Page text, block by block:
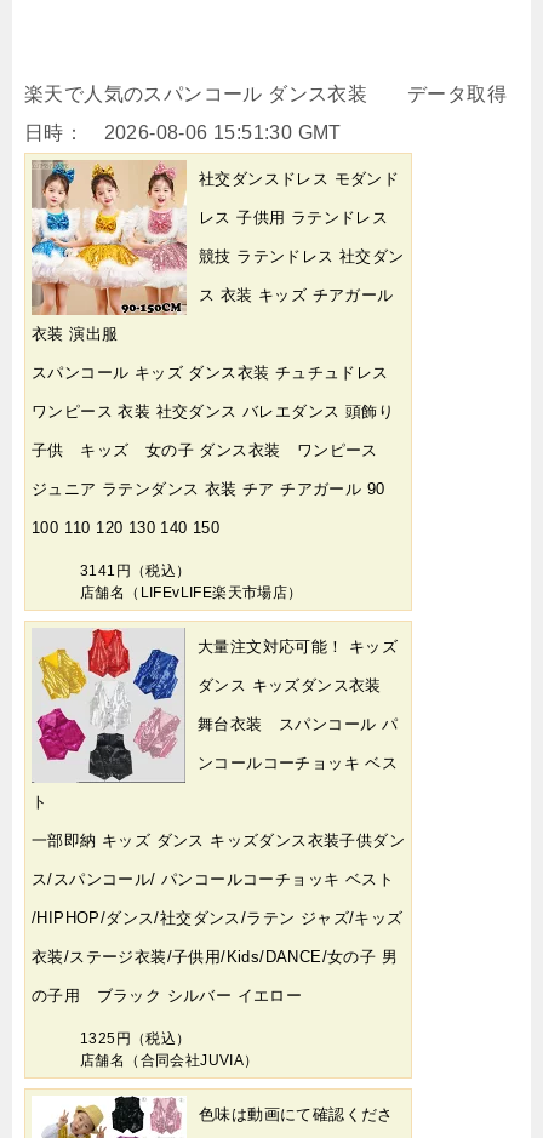
楽天で人気のスパンコール ダンス衣装 データ取得
日時： 2026-08-06 15:51:30 GMT
社交ダンスドレス モダンド
レス 子供用 ラテンドレス
競技 ラテンドレス 社交ダン
ス 衣装 キッズ チアガール
衣装 演出服
スパンコール キッズ ダンス衣装 チュチュドレス
ワンピース 衣装 社交ダンス バレエダンス 頭飾り
子供 キッズ 女の子 ダンス衣装 ワンピース
ジュニア ラテンダンス 衣装 チア チアガール 90
100 110 120 130 140 150
3141円（税込）
店舗名（LIFEvLIFE楽天市場店）
大量注文対応可能！ キッズ
ダンス キッズダンス衣装
舞台衣装 スパンコール パ
ンコールコーチョッキ ベス
ト
一部即納 キッズ ダンス キッズダンス衣装子供ダン
ス/スパンコール/ パンコールコーチョッキ ベスト
/HIPHOP/ダンス/社交ダンス/ラテン ジャズ/キッズ
衣装/ステージ衣装/子供用/Kids/DANCE/女の子 男
の子用 ブラック シルバー イエロー
1325円（税込）
店舗名（合同会社JUVIA）
色味は動画にて確認くださ